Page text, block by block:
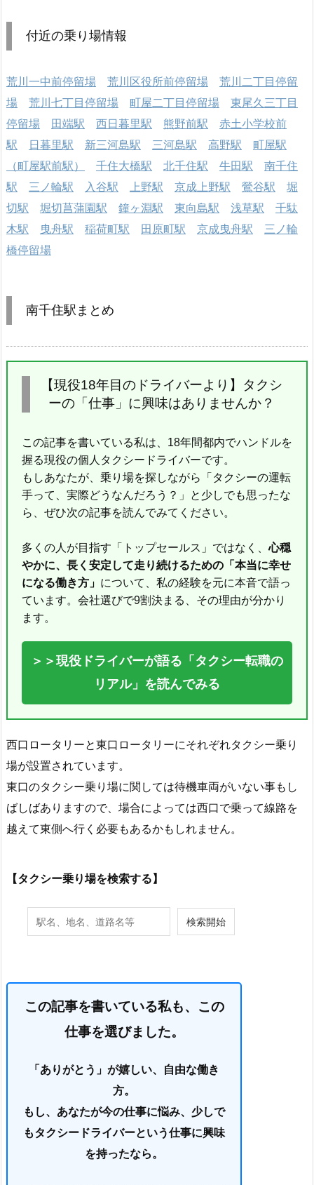
付近の乗り場情報
荒川一中前停留場 荒川区役所前停留場
荒川二丁目停留
場
荒川七丁目停留場 町屋二丁目停留場
東尾久三丁目
停留場
田端駅 西日暮里駅 熊野前駅
赤土小学校前
駅
日暮里駅 新三河島駅 三河島駅 高野駅
町屋駅
（町屋駅前駅）
千住大橋駅 北千住駅 牛田駅
南千住
駅
三ノ輪駅 入谷駅 上野駅 京成上野駅 鶯谷駅
堀
切駅
堀切菖蒲園駅 鐘ヶ淵駅 東向島駅 浅草駅
千駄
木駅
曳舟駅 稲荷町駅 田原町駅 京成曳舟駅
三ノ輪
橋停留場
南千住駅まとめ
【現役18年目のドライバーより】タクシ
ーの「仕事」に興味はありませんか？
この記事を書いている私は、18年間都内でハンドルを
握る現役の個人タクシードライバーです。
もしあなたが、乗り場を探しながら「タクシーの運転
手って、実際どうなんだろう？」と少しでも思ったな
ら、ぜひ次の記事を読んでみてください。
多くの人が目指す「トップセールス」ではなく、心穏
やかに、長く安定して走り続けるための「本当に幸せ
になる働き方」 について、私の経験を元に本音で語っ
ています。会社選びで9割決まる、その理由が分かり
ます。
＞＞現役ドライバーが語る「タクシー転職の
リアル」を読んでみる
西口ロータリーと東口ロータリーにそれぞれタクシー乗り
場が設置されています。
東口のタクシー乗り場に関しては待機車両がいない事もし
ばしばありますので、場合によっては西口で乗って線路を
越えて東側へ行く必要もあるかもしれません。
【タクシー乗り場を検索する】
この記事を書いている私も、この
仕事を選びました。
「ありがとう」が嬉しい、自由な働き
方。
もし、あなたが今の仕事に悩み、少しで
もタクシードライバーという仕事に興味
を持ったなら。